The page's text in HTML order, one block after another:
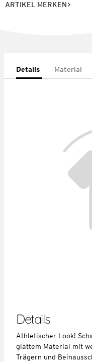
ARTIKEL MERKEN
Details Material
Details
Athletischer Look!
glattem Material mit
Trägern und